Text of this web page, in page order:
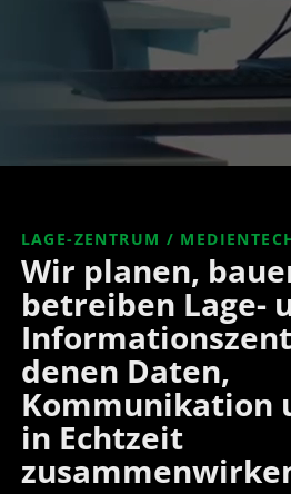
LAGE-ZENTRUM /
Wir planen,
betreiben Lage-
denen Daten,
Kommunikation
in Echtzeit